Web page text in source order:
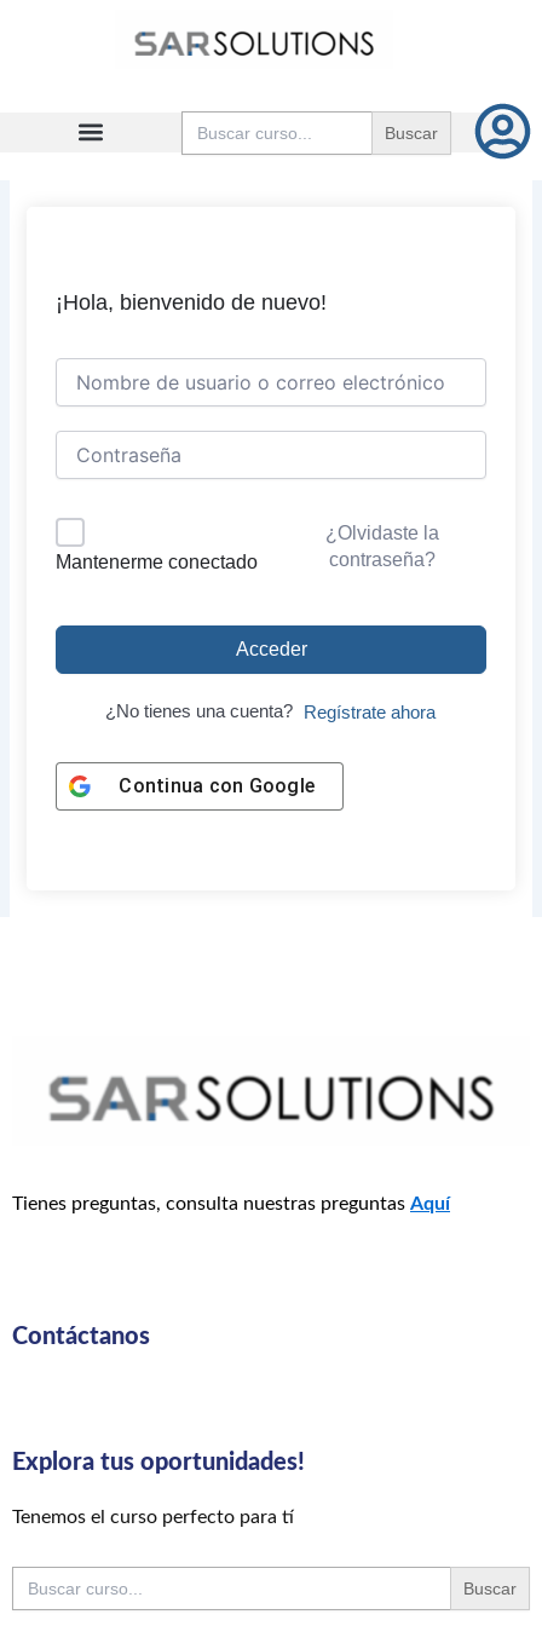
Buscar:
¡Hola, bienvenido de nuevo!
Mantenerme conectado
¿Olvidaste la
contraseña?
Acceder
¿No tienes una cuenta? Regístrate ahora
Continua con Google
Tienes preguntas, consulta nuestras preguntas Aquí
Contáctanos
Explora tus oportunidades!
Tenemos el curso perfecto para tí
Buscar: